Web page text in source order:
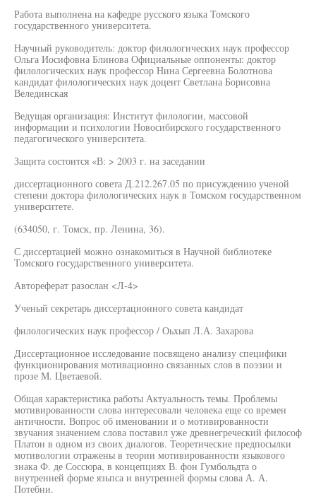
Работа выполнена на кафедре русского языка Томского
государственного университета.
Научный руководитель: доктор филологических наук профессор
Ольга Иосифовна Блинова Официальные оппоненты: доктор
филологических наук профессор Нина Сергеевна Болотнова
кандидат филологических наук доцент Светлана Борисовна
Велединская
Ведущая организация: Институт филологии, массовой
информации и психологии Новосибирского государственного
педагогического университета.
Защита состоится «В: > 2003 г. на заседании
диссертационного совета Д.212.267.05 по присуждению ученой
степени доктора филологических наук в Томском государственном
университете.
(634050, г. Томск, пр. Ленина, 36).
С диссертацией можно ознакомиться в Научной библиотеке
Томского государственного университета.
Автореферат разослан <Л-4>
Ученый секретарь диссертационного совета кандидат
филологических наук профессор / Оьхып Л.А. Захарова
Диссертационное исследование посвящено анализу специфики
функционирования мотивационно связанных слов в поэзии и
прозе М. Цветаевой.
Общая характеристика работы Актуальность темы. Проблемы
мотивированности слова интересовали человека еще со времен
античности. Вопрос об именовании и о мотивированности
звучания значением слова поставил уже древнегреческий философ
Платон в одном из своих диалогов. Теоретические предпосылки
мотивологии отражены в теории мотивированности языкового
знака Ф. де Соссюра, в концепциях В. фон Гумбольдта о
внутренней форме язьпса и внутренней формы слова А. А.
Потебни.